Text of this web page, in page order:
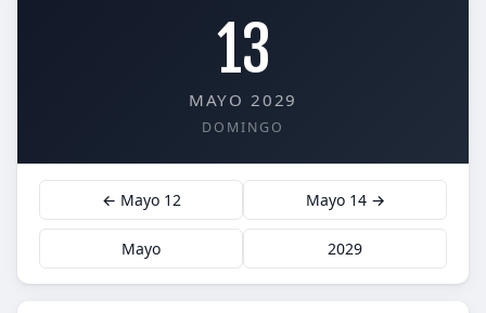
13
MAYO 2029
DOMINGO
← Mayo 12 Mayo 14 →
Mayo 2029